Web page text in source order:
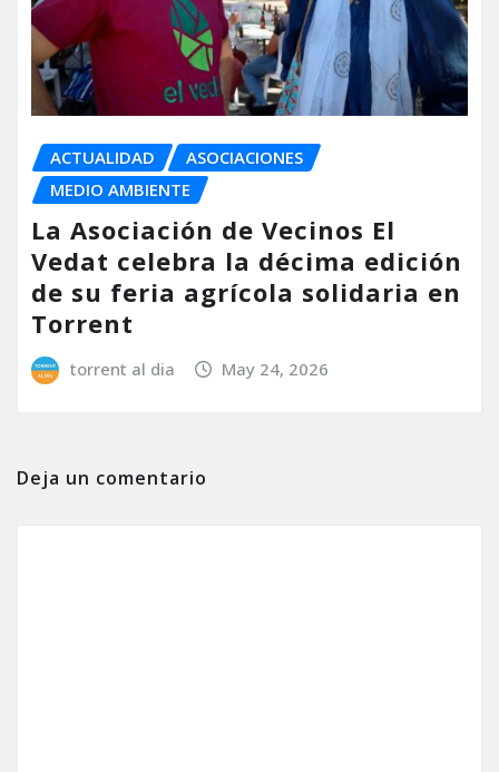
ACTUALIDAD
ASOCIACIONES
MEDIO AMBIENTE
La Asociación de Vecinos El
Vedat celebra la décima edición
de su feria agrícola solidaria en
Torrent
torrent al dia May 24, 2026
Deja un comentario